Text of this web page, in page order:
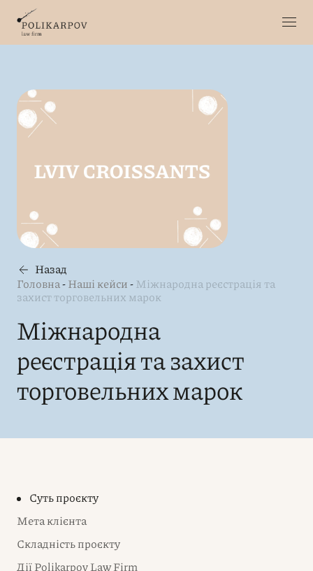
Назад
Головна-Наші кейси- Міжнародна реєстрація та
захист торговельних марок
Міжнародна
реєстрація та захист
торговельних марок
Суть проєкту
Мета клієнта
Складність проєкту
Дії Polikarpov Law Firm